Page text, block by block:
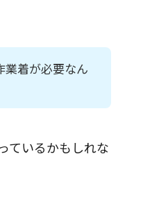
業着が必要なん
ているかもしれな